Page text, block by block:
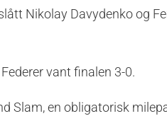
Nikolay Davydenko og
vant finalen 3-0.
Slam, en obligatorisk